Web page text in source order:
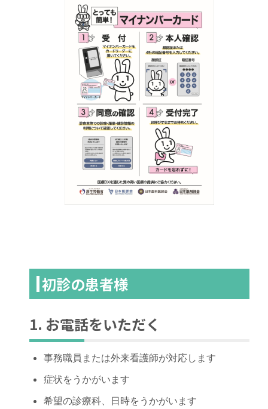
初診の患者様
1. お電話をいただく
事務職員または外来看護師が対応します
症状をうかがいます
希望の診療科、日時をうかがいます